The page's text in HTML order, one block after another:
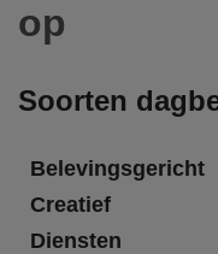
op
Soorten
Belevingsgericht
Creatief
Diensten